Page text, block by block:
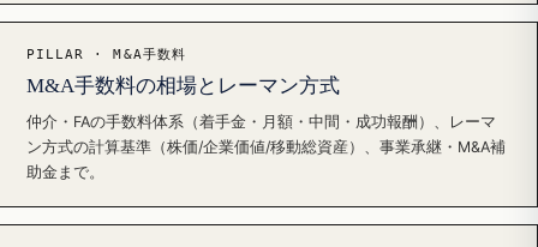
PILLAR · M&A手数料
M&A手数料の相場とレーマン方式
仲介・FAの手数料体系（着手金・月額・中間・成功報酬）、レーマ
ン方式の計算基準（株価/企業価値/移動総資産）、事業承継・M&A補
助金まで。